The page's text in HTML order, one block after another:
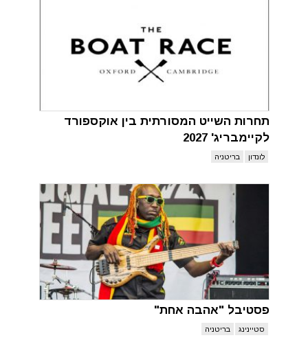
תחרות השייט המסורתית בין אוקספורד
לקיימבריג' 2027
לונדון בריטניה
פסטיבל "אהבה אחת"
סטיינינג בריטניה